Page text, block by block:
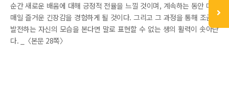
순간 새로운 배움에 대해 긍정적 전율을 느낄 것이며, 계속하는 동안 매일
매일 즐거운 긴장감을 경험하게 될 것이다. 그리고 그 과정을 통해 조금씩
발전하는 자신의 모습을 본다면 말로 표현할 수 없는 생의 활력이 솟아난
다. _〈본문 28쪽〉